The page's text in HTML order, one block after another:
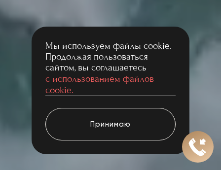
Мы используем файлы cookie.
Продолжая пользоваться
сайтом, вы соглашаетесь
с использованием файлов
cookie.
Принимаю